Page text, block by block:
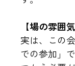
【場の雰囲気
実は、この
での参加」で